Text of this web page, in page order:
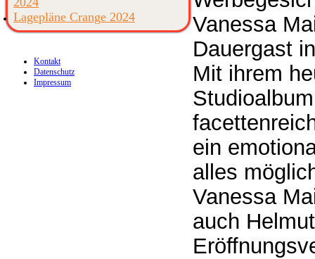
Vanessa
Dauergast
Mit ihrem
ein
alles
Vanessa
auch
Lagepläne Crange 2024
Kontakt
Datenschutz
Impressum